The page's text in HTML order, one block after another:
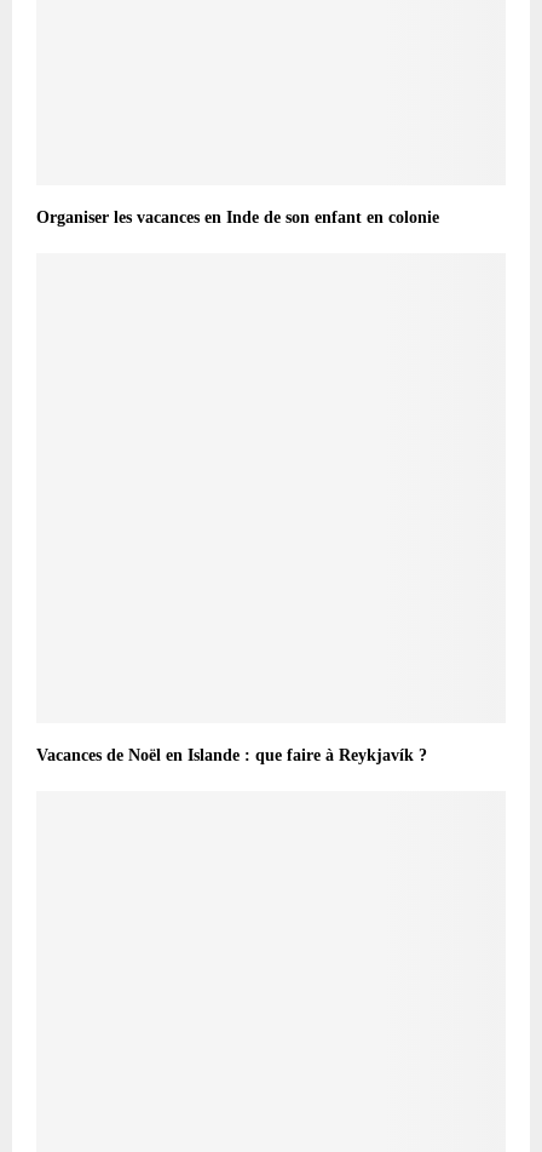
Organiser les vacances en Inde de son enfant en colonie
Vacances de Noël en Islande : que faire à Reykjavík ?